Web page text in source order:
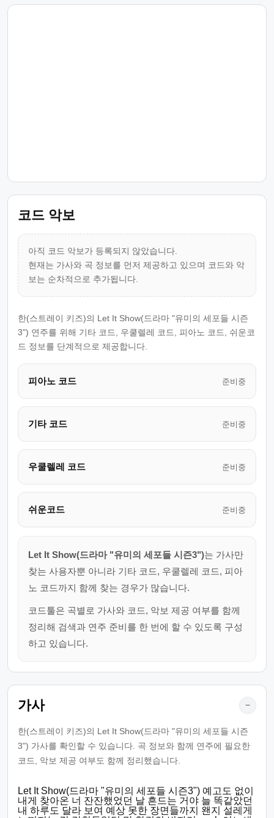
코드 악보
아직 코드 악보가 등록되지 않았습니다.
현재는 가사와 곡 정보를 먼저 제공하고 있으며 코드와 악
보는 순차적으로 추가됩니다.
한(스트레이 키즈)의 Let It Show(드라마 "유미의 세포들 시즌
3") 연주를 위해 기타 코드, 우쿨렐레 코드, 피아노 코드, 쉬운코
드 정보를 단계적으로 제공합니다.
피아노 코드 준비중
기타 코드 준비중
우쿨렐레 코드 준비중
쉬운코드 준비중
Let It Show(드라마 "유미의 세포들 시즌3")는 가사만
찾는 사용자뿐 아니라 기타 코드, 우쿨렐레 코드, 피아
노 코드까지 함께 찾는 경우가 많습니다.
코드툴은 곡별로 가사와 코드, 악보 제공 여부를 함께
정리해 검색과 연주 준비를 한 번에 할 수 있도록 구성
하고 있습니다.
가사 −
한(스트레이 키즈)의 Let It Show(드라마 "유미의 세포들 시즌
3") 가사를 확인할 수 있습니다. 곡 정보와 함께 연주에 필요한
코드, 악보 제공 여부도 함께 정리했습니다.
Let It Show(드라마 "유미의 세포들 시즌3") 예고도 없이
내게 찾아온 너 잔잔했었던 날 흔드는 거야 늘 똑같았던
내 하루도 달라 보여 예상 못한 장면들까지 왠지 설레게